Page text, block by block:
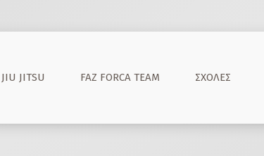
JITSU FAZ FORCA TEAM ΣΧΟΛΈΣ